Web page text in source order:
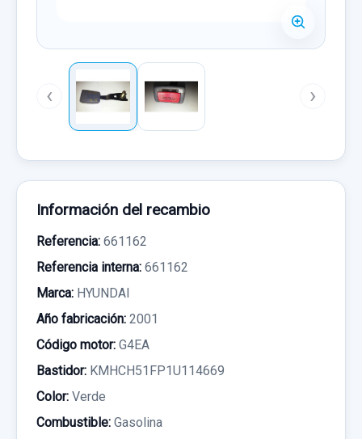
‹ ›
Información del recambio
Referencia: 661162
Referencia interna: 661162
Marca: HYUNDAI
Año fabricación: 2001
Código motor: G4EA
Bastidor: KMHCH51FP1U114669
Color: Verde
Combustible: Gasolina